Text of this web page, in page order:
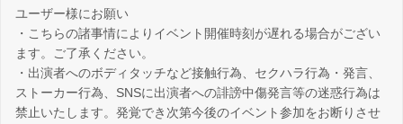
ユーザー様にお願い
・こちらの諸事情によりイベント開催時刻が遅れる場合がござい
ます。ご了承ください。
・出演者へのボディタッチなど接触行為、セクハラ行為・発言、
ストーカー行為、SNSに出演者への誹謗中傷発言等の迷惑行為は
禁止いたします。発覚でき次第今後のイベント参加をお断りさせ